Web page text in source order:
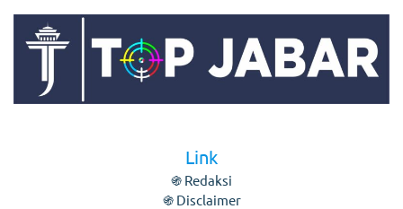
Link
֍ Redaksi
֍ Disclaimer